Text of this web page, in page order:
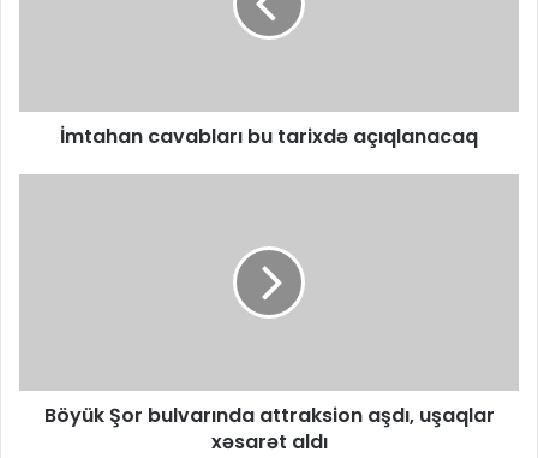
İmtahan cavabları bu tarixdə açıqlanacaq
Böyük Şor bulvarında attraksion aşdı, uşaqlar
xəsarət aldı